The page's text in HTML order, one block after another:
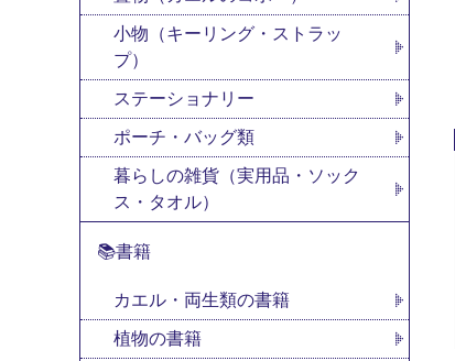
小物（キーリング・ストラッ
プ）
ステーショナリー
ポーチ・バッグ類
暮らしの雑貨（実用品・ソック
ス・タオル）
📚書籍
カエル・両生類の書籍
植物の書籍